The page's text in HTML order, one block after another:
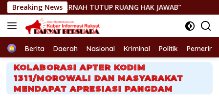
Langsung
ke
konten
Breaking News
TUTUP RUANG HAK JAWAB” GEGER! JENAZAH
HomeBerita Daerah Nasional Kriminal Politik
KOLABORASI APTER KODIM
1311/MOROWALI DAN MASYARAKAT
MENDAPAT APRESIASI PANGDAM